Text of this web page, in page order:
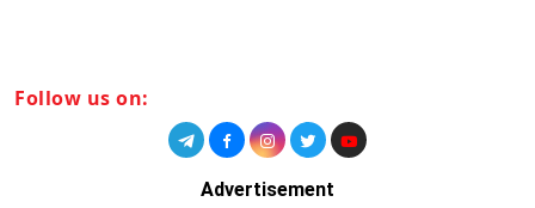
Follow us on:
Advertisement